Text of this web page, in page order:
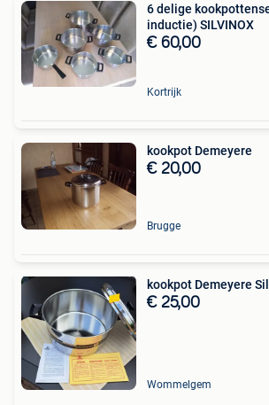
6 delige
inductie) SILVINOX
€ 60,00
Kortrijk
kookpot Demeyere
€ 20,00
Brugge
€ 25,00
Wommelgem